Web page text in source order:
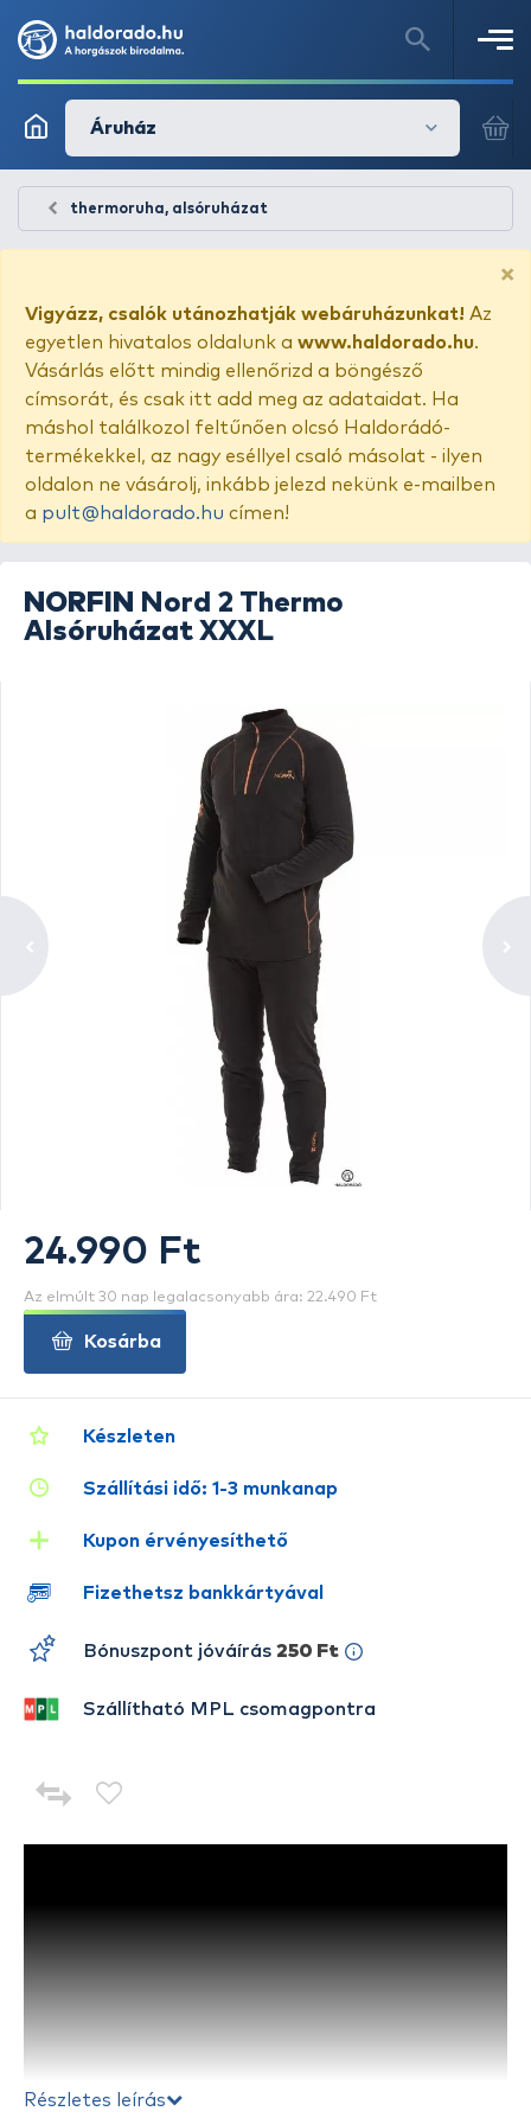
Áruház
thermoruha, alsóruházat
×
Vigyázz, csalók utánozhatják webáruházunkat! Az
egyetlen hivatalos oldalunk a www.haldorado.hu.
Vásárlás előtt mindig ellenőrizd a böngésző
címsorát, és csak itt add meg az adataidat. Ha
máshol találkozol feltűnően olcsó Haldorádó-
termékekkel, az nagy eséllyel csaló másolat - ilyen
oldalon ne vásárolj, inkább jelezd nekünk e-mailben
a pult@haldorado.hu címen!
NORFIN
Nord 2 Thermo
Alsóruházat XXXL
Részletes leírás
Készleten
Szállítási idő: 1-3 munkanap
Kupon érvényesíthető
Fizethetsz bankkártyával
Bónuszpont jóváírás 250 Ft
Szállítható MPL csomagpontra
24.990 Ft
Az elmúlt 30 nap legalacsonyabb ára: 22.490 Ft
Kosárba